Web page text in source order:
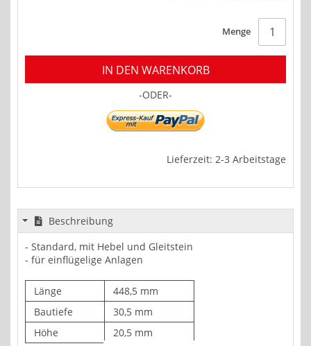
Menge
IN DEN WARENKORB
-ODER-
Lieferzeit: 2-3 Arbeitstage
Beschreibung
- Standard, mit Hebel und Gleitstein
- für einflügelige Anlagen
Länge
448,5 mm
Bautiefe
30,5 mm
Höhe
20,5 mm